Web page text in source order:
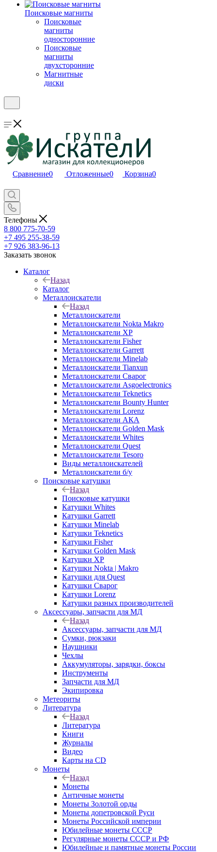
Поисковые магниты
Поисковые
магниты
односторонние
Поисковые
магниты
двухсторонние
Магнитные
диски
Сравнение0 Отложенные0 Корзина0
Телефоны
8 800 775-70-59
+7 495 255-38-59
+7 926 383-96-13
Заказать звонок
Каталог
Назад
Каталог
Металлоискатели
Назад
Металлоискатели
Металлоискатели Nokta Makro
Металлоискатели XP
Металлоискатели Fisher
Металлоискатели Garrett
Металлоискатели Minelab
Металлоискатели Tianxun
Металлоискатели Сварог
Металлоискатели Asgoelectronics
Металлоискатели Teknetics
Металлоискатели Bounty Hunter
Металлоискатели Lorenz
Металлоискатели АКА
Металлоискатели Golden Mask
Металлоискатели Whites
Металлоискатели Quest
Металлоискатели Tesoro
Виды металлоискателей
Металлоискатели б/у
Поисковые катушки
Назад
Поисковые катушки
Катушки Whites
Катушки Garrett
Катушки Minelab
Катушки Teknetics
Катушки Fisher
Катушки Golden Mask
Катушки XP
Катушки Nokta | Makro
Катушки для Quest
Катушки Сварог
Катушки Lorenz
Катушки разных производителей
Аксессуары, запчасти для МД
Назад
Аксессуары, запчасти для МД
Сумки, рюкзаки
Наушники
Чехлы
Аккумуляторы, зарядки, боксы
Инструменты
Запчасти для МД
Экипировка
Метеориты
Литература
Назад
Литература
Книги
Журналы
Видео
Карты на CD
Монеты
Назад
Монеты
Античные монеты
Монеты Золотой орды
Монеты допетровской Руси
Монеты Российской империи
Юбилейные монеты СССР
Регулярные монеты СССР и РФ
Юбилейные и памятные монеты России